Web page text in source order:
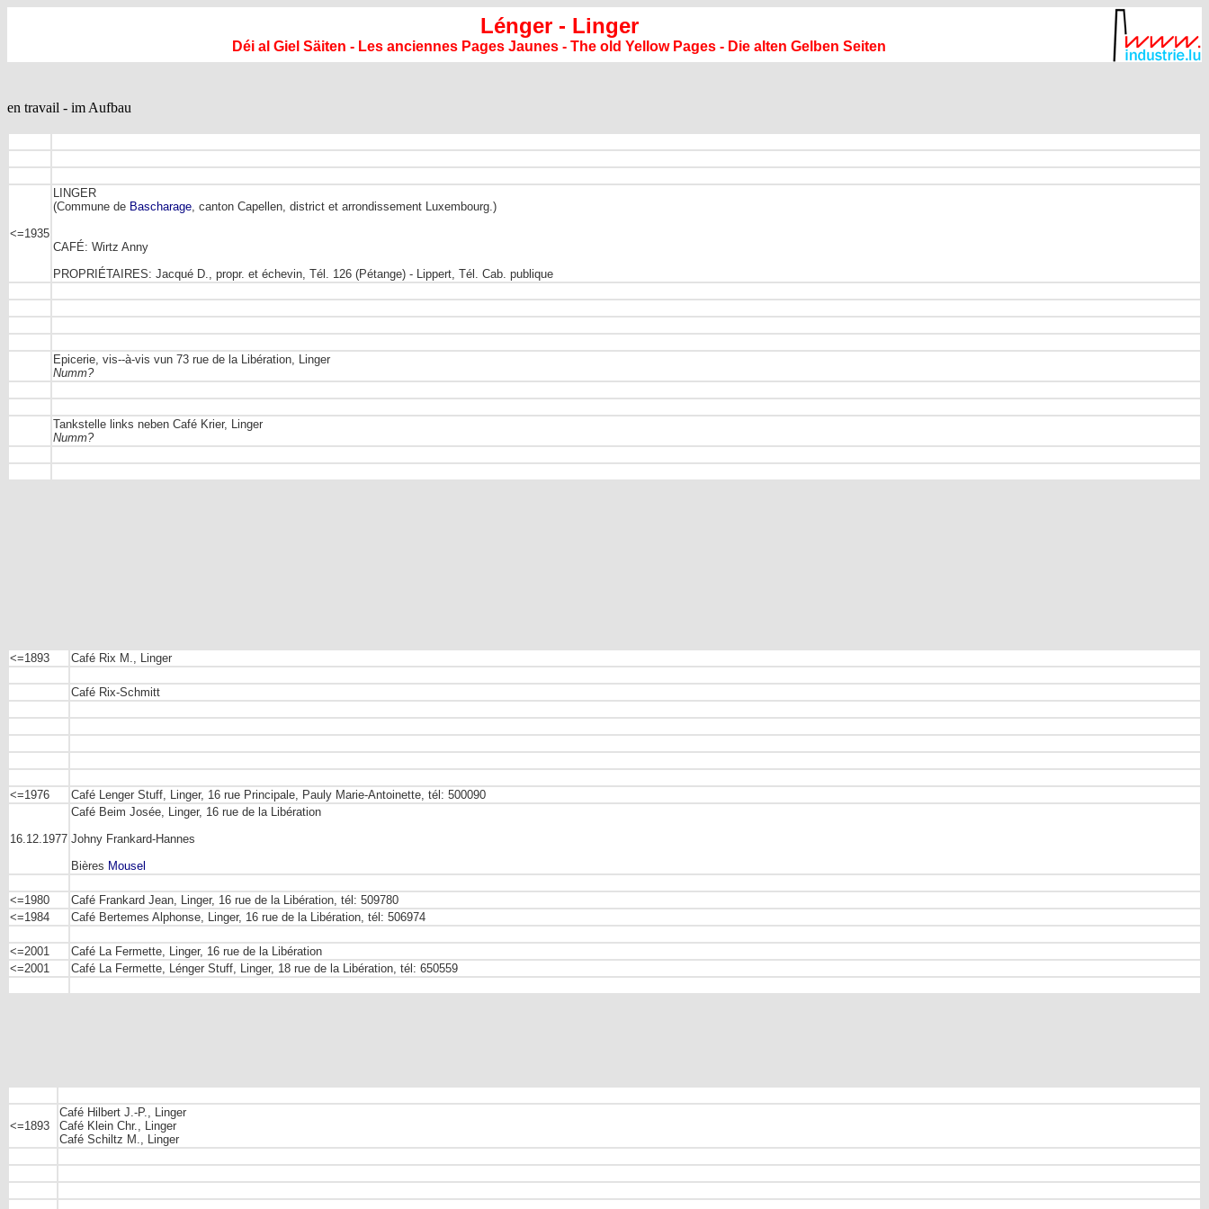
Lénger - Linger
Déi al Giel Säiten - Les anciennes Pages Jaunes - The old Yellow Pages - Die alten Gelben Seiten
en travail - im Aufbau
<=1935
LINGER
(Commune de Bascharage, canton Capellen, district et arrondissement Luxembourg.)
CAFÉ: Wirtz Anny
PROPRIÉTAIRES: Jacqué D., propr. et échevin, Tél. 126 (Pétange) - Lippert, Tél. Cab. publique
Epicerie, vis--à-vis vun 73 rue de la Libération, Linger
Numm?
Tankstelle links neben Café Krier, Linger
Numm?
<=1893 Café Rix M., Linger
Café Rix-Schmitt
<=1976 Café Lenger Stuff, Linger, 16 rue Principale, Pauly Marie-Antoinette, tél: 500090
16.12.1977
Café Beim Josée, Linger, 16 rue de la Libération
Johny Frankard-Hannes
Bières Mousel
<=1980 Café Frankard Jean, Linger, 16 rue de la Libération , tél: 509780
<=1984
Café Bertemes Alphonse, Linger, 16 rue de la Libération , tél: 506974
<=2001 Café La Fermette, Linger, 16 rue de la Libération
<=2001
Café La Fermette, Lénger Stuff, Linger, 18 rue de la Libération , tél: 650559
<=1893
Café Hilbert J.-P., Linger
Café Klein Chr., Linger
Café Schiltz M., Linger